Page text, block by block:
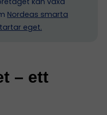
Nordeas smarta
eget.
– ett